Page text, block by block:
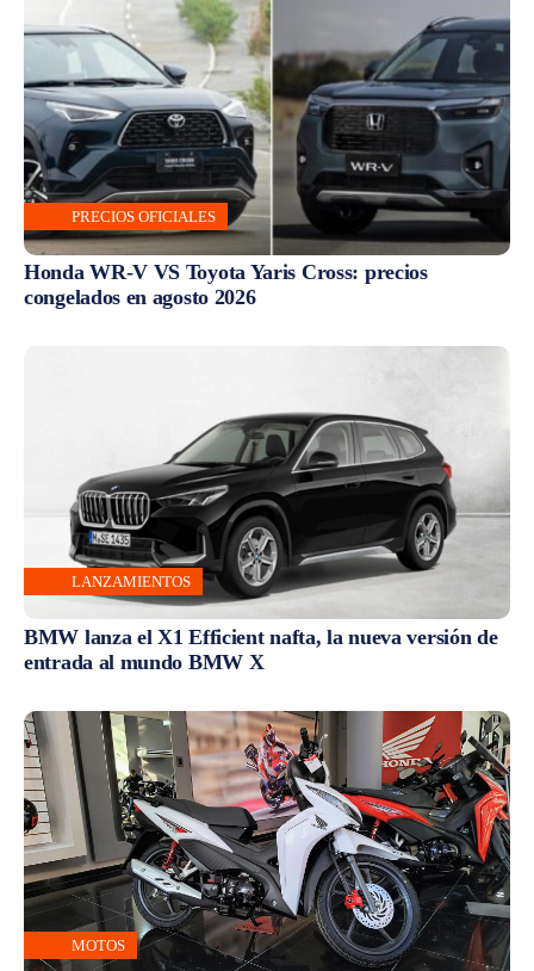
PRECIOS OFICIALES
Honda WR-V VS Toyota Yaris Cross: precios
congelados en agosto 2026
LANZAMIENTOS
BMW lanza el X1 Efficient nafta, la nueva versión de
entrada al mundo BMW X
MOTOS